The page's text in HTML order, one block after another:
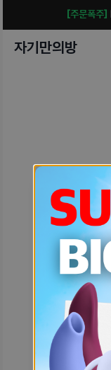
[주문폭주]
자기만의방